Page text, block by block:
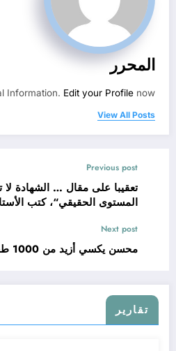
المحرر
Information. Edit your Profile now.
View All Posts
Previous post
تعقيبا على مقال … الشهادة
المستوى الحقيقي“، كتب
Next post
محسن يكسي أزيد من 1000 طفل معوز بسطيف
تقارير